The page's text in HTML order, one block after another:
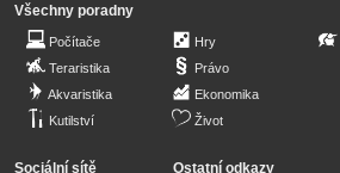
Všechny poradny
Počítače
Teraristika
Akvaristika
Kutilství
Hry
Právo
Ekonomika
Život
Sociální sítě Ostatní odkazy